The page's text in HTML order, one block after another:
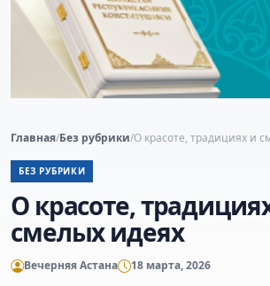
Главная/Без рубрики/О красоте, традициях и
БЕЗ РУБРИКИ
О красоте,
смелых идеях
Вечерняя Астана 18 марта, 2026